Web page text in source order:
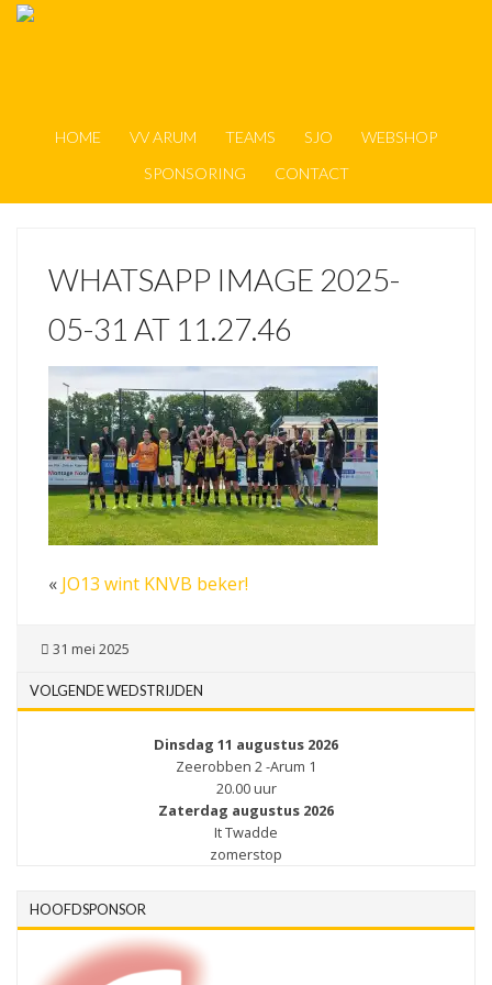
HOME VV ARUM TEAMS SJO
WEBSHOP
SPONSORING
CONTACT
WHATSAPP IMAGE 2025-
05-31 AT 11.27.46
« JO13 wint KNVB beker!
31 mei 2025
VOLGENDE WEDSTRIJDEN
Dinsdag 11 augustus 2026
Zeerobben 2 -Arum 1
20.00 uur
Zaterdag augustus 2026
It Twadde
zomerstop
HOOFDSPONSOR